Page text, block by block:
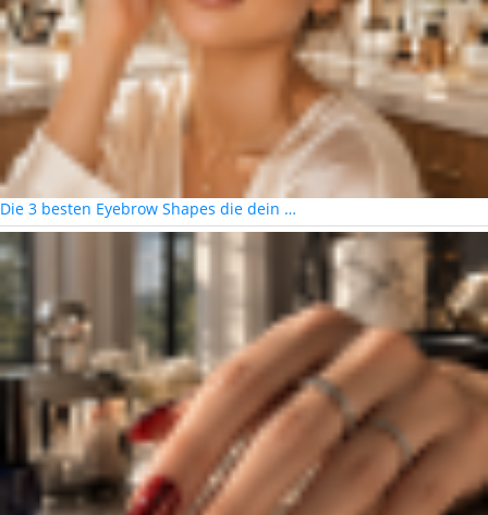
Die 3 besten Eyebrow Shapes die dein …